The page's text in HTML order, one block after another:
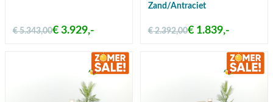
€ 5.343,00€ 3.929,-
Zand/Antraciet
€ 2.392,00€ 1.839,-